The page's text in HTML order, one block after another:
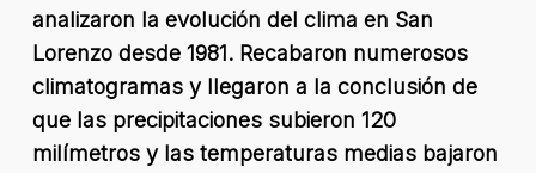
analizaron la evolución del clima en San
Lorenzo desde 1981. Recabaron numerosos
climatogramas y llegaron a la conclusión de
que las precipitaciones subieron 120
milímetros y las temperaturas medias bajaron